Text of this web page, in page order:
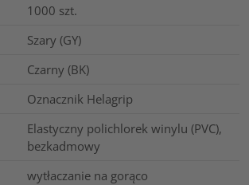
1000 szt.
Szary (GY)
Czarny (BK)
Oznacznik Helagrip
Elastyczny polichlorek winylu (PVC),
bezkadmowy
wytłaczanie na gorąco